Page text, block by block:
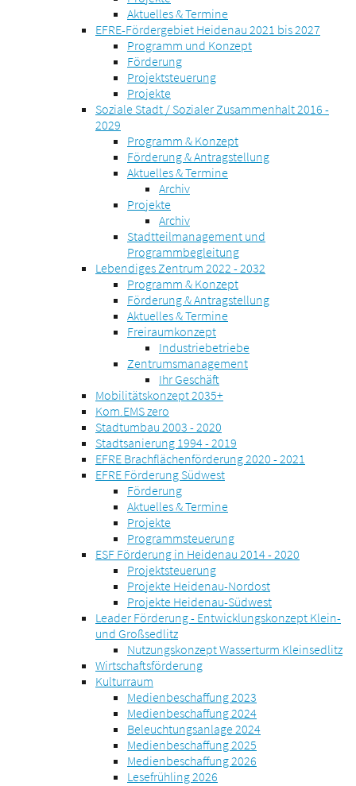
Aktuelles & Termine
EFRE-Fördergebiet Heidenau 2021 bis 2027
Programm und Konzept
Förderung
Projektsteuerung
Projekte
Soziale Stadt / Sozialer Zusammenhalt 2016 -
2029
Programm & Konzept
Förderung & Antragstellung
Aktuelles & Termine
Archiv
Projekte
Archiv
Stadtteilmanagement und
Programmbegleitung
Lebendiges Zentrum 2022 - 2032
Programm & Konzept
Förderung & Antragstellung
Aktuelles & Termine
Freiraumkonzept
Industriebetriebe
Zentrumsmanagement
Ihr Geschäft
Mobilitätskonzept 2035+
Kom.EMS zero
Stadtumbau 2003 - 2020
Stadtsanierung 1994 - 2019
EFRE Brachflächenförderung 2020 - 2021
EFRE Förderung Südwest
Förderung
Aktuelles & Termine
Projekte
Programmsteuerung
ESF Förderung in Heidenau 2014 - 2020
Projektsteuerung
Projekte Heidenau-Nordost
Projekte Heidenau-Südwest
Leader Förderung - Entwicklungskonzept Klein-
und Großsedlitz
Nutzungskonzept Wasserturm Kleinsedlitz
Wirtschaftsförderung
Kulturraum
Medienbeschaffung 2023
Medienbeschaffung 2024
Beleuchtungsanlage 2024
Medienbeschaffung 2025
Medienbeschaffung 2026
Lesefrühling 2026